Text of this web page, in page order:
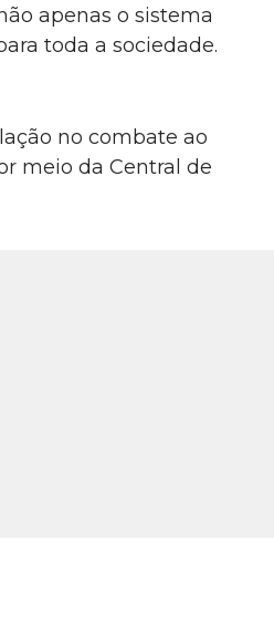
apenas o sistema
toda a sociedade.
no combate ao
meio da Central de